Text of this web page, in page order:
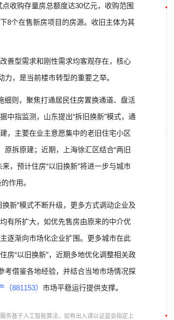
收购存量房总额度达30亿元，收购范围
8个在售新房项目的房源。收旧主体为其
善型需求和刚性需求均客观存在，核心
，是当前楼市转型的重要之举。
细则，聚焦打通居民住房置换通道、盘活
中指监测，山东提出“拆旧换新”模式，通
，主要在业主意愿集中的老旧住宅小区
原拆原建；近期，上海徐汇区结合“两旧
，预计住房“以旧换新”将进一步与城市
作用。
新”模式不断升级，更多方式调动企业及
有所扩大，如优先售房由原来的中介优
逐渐向市场化企业扩围。更多城市在此
房“以旧换新”，近期多地优化调整相关政
考借鉴各地经验，并结合当地市场情况探
（881153） 市场平稳运行提供支撑。
务基于人工智能算法，如有出入请以证监会指定上